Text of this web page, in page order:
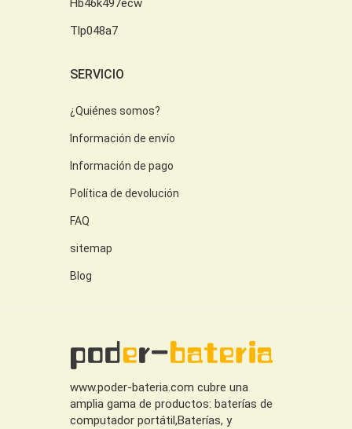
Tlp048a7
SERVICIO
¿Quiénes somos?
Información de envío
Información de pago
Política de devolución
FAQ
sitemap
Blog
www.poder-bateria.com cubre una
amplia gama de productos: baterías de
computador portátil,Baterías, y